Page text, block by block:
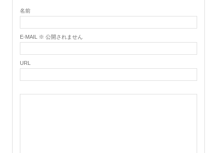
名前
E-MAIL ※ 公開されません
URL